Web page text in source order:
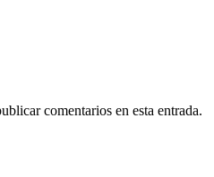
comentarios en esta entrada.